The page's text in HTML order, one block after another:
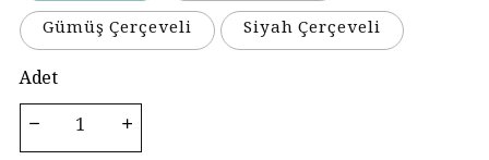
Gümüş Çerçeveli
Siyah Çerçeveli
Adet